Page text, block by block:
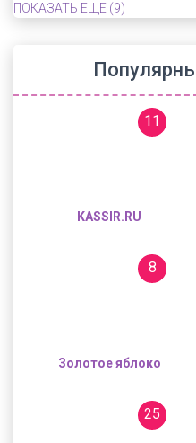
ПОКАЗАТЬ ЕЩЕ (9)
KASSIR.RU
11
Золотое яблоко
8
25